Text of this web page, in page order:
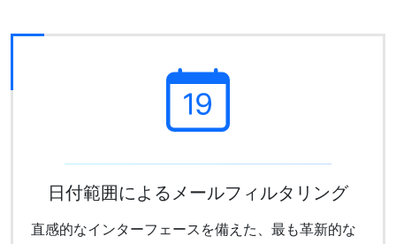
日付範囲によるメールフィルタリング
直感的なインターフェースを備えた、最も革新的な